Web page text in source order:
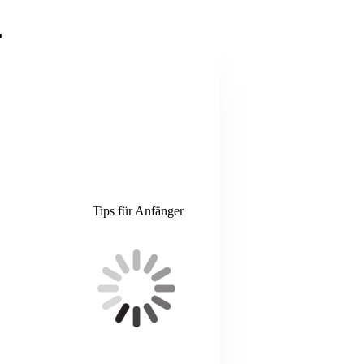
Tips für Anfänger